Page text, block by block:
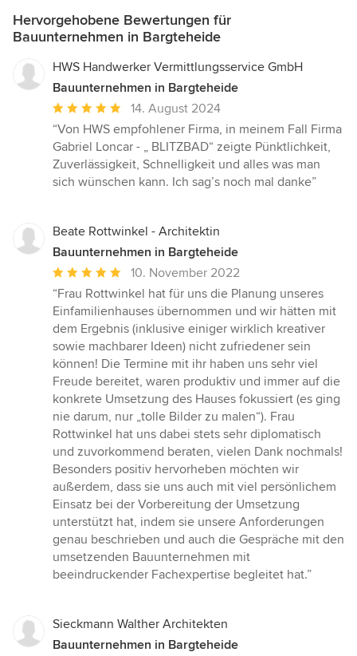
Hervorgehobene Bewertungen für
Bauunternehmen in Bargteheide
HWS Handwerker Vermittlungsservice GmbH
Bauunternehmen in Bargteheide
Durchschnittliche
Bewertung:
5
von
5
14. August 2024
“Von HWS empfohlener Firma, in meinem Fall Firma
Gabriel Loncar - „ BLITZBAD“ zeigte Pünktlichkeit,
Zuverlässigkeit, Schnelligkeit und alles was man
sich wünschen kann. Ich sag’s noch mal danke”
Beate Rottwinkel - Architektin
Bauunternehmen in Bargteheide
Durchschnittliche
Bewertung:
5
von
5
Sternen
10. November 2022
“Frau Rottwinkel hat für uns die Planung unseres
Einfamilienhauses übernommen und wir hätten mit
dem Ergebnis (inklusive einiger wirklich kreativer
sowie machbarer Ideen) nicht zufriedener sein
können! Die Termine mit ihr haben uns sehr viel
Freude bereitet, waren produktiv und immer auf die
konkrete Umsetzung des Hauses fokussiert (es ging
nie darum, nur „tolle Bilder zu malen“). Frau
Rottwinkel hat uns dabei stets sehr diplomatisch
und zuvorkommend beraten, vielen Dank nochmals!
Besonders positiv hervorheben möchten wir
außerdem, dass sie uns auch mit viel persönlichem
Einsatz bei der Vorbereitung der Umsetzung
unterstützt hat, indem sie unsere Anforderungen
genau beschrieben und auch die Gespräche mit den
umsetzenden Bauunternehmen mit
beeindruckender Fachexpertise begleitet hat.”
Sieckmann Walther Architekten
Bauunternehmen in Bargteheide